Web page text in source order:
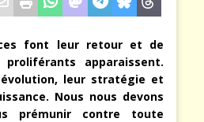
font leur retour et de
proliférants apparaissent.
leur stratégie et
Nous nous devons
prémunir contre toute